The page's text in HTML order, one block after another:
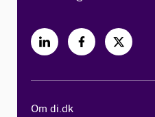
Om di.dk